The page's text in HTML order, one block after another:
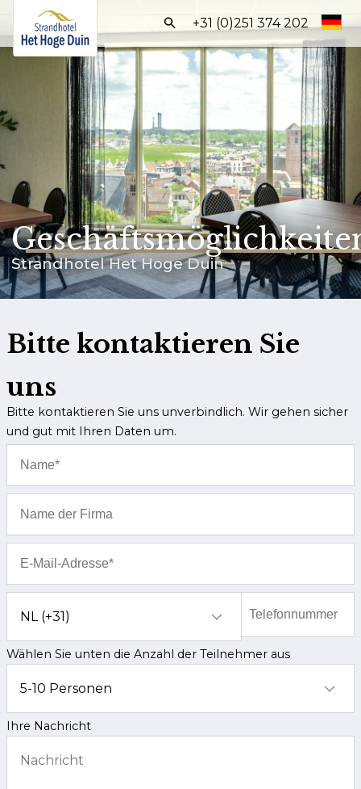
Frontend
search:
+31 (0)251 374 202
Arrangements
Geschäftsbereich
Festliche Anlässe
Einrichtungen
Umgebung
Kundenservice
Route
Strandhotel Het Hoge Duin
Bitte kontaktieren Sie
uns
Bitte kontaktieren Sie uns unverbindlich. Wir gehen sicher
und gut mit Ihren Daten um.
Wählen Sie unten die Anzahl der Teilnehmer aus
Ihre Nachricht